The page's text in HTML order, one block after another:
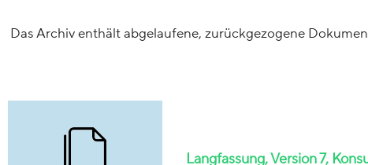
Das Archiv enthält abgelaufene, zurückgezogene
Langfassung, Version 7,